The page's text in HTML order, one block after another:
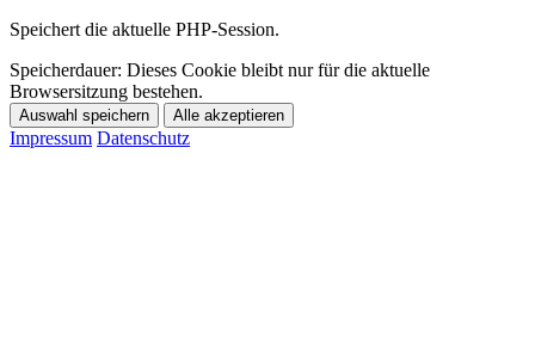
Speichert die aktuelle PHP-Session.
Speicherdauer: Dieses Cookie bleibt nur für die aktuelle
Browsersitzung bestehen.
Auswahl speichern Alle akzeptieren
Impressum Datenschutz